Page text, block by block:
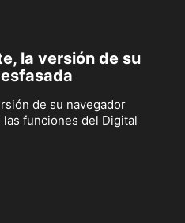
la versión de su
de su navegador
funciones del Digital